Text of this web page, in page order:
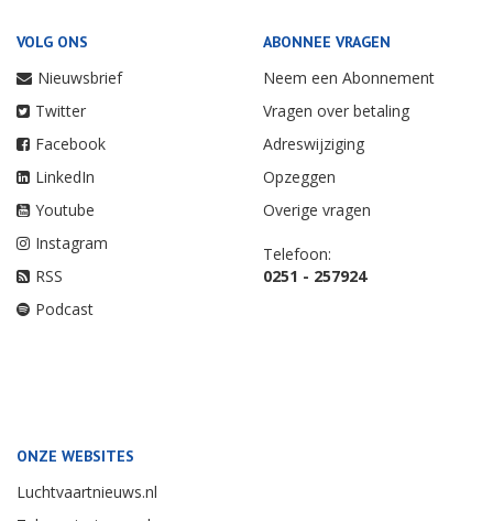
VOLG ONS
Nieuwsbrief
Twitter
Facebook
LinkedIn
Youtube
Instagram
RSS
Podcast
ABONNEE VRAGEN
Neem een Abonnement
Vragen over betaling
Adreswijziging
Opzeggen
Overige vragen
Telefoon:
0251 - 257924
ONZE WEBSITES
Luchtvaartnieuws.nl